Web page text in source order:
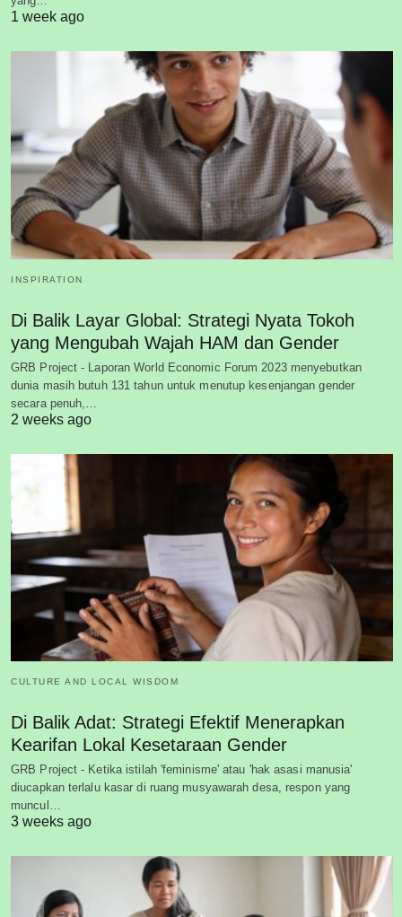
1 week ago
INSPIRATION
Di Balik Layar Global: Strategi Nyata Tokoh
yang Mengubah Wajah HAM dan Gender
GRB Project - Laporan World Economic Forum 2023 menyebutkan
dunia masih butuh 131 tahun untuk menutup kesenjangan gender
secara penuh,…
2 weeks ago
CULTURE AND LOCAL WISDOM
Di Balik Adat: Strategi Efektif Menerapkan
Kearifan Lokal Kesetaraan Gender
GRB Project - Ketika istilah 'feminisme' atau 'hak asasi manusia'
diucapkan terlalu kasar di ruang musyawarah desa, respon yang
muncul…
3 weeks ago